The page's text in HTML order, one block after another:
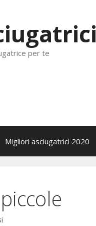
per te
Migliori asciugatrici 2020